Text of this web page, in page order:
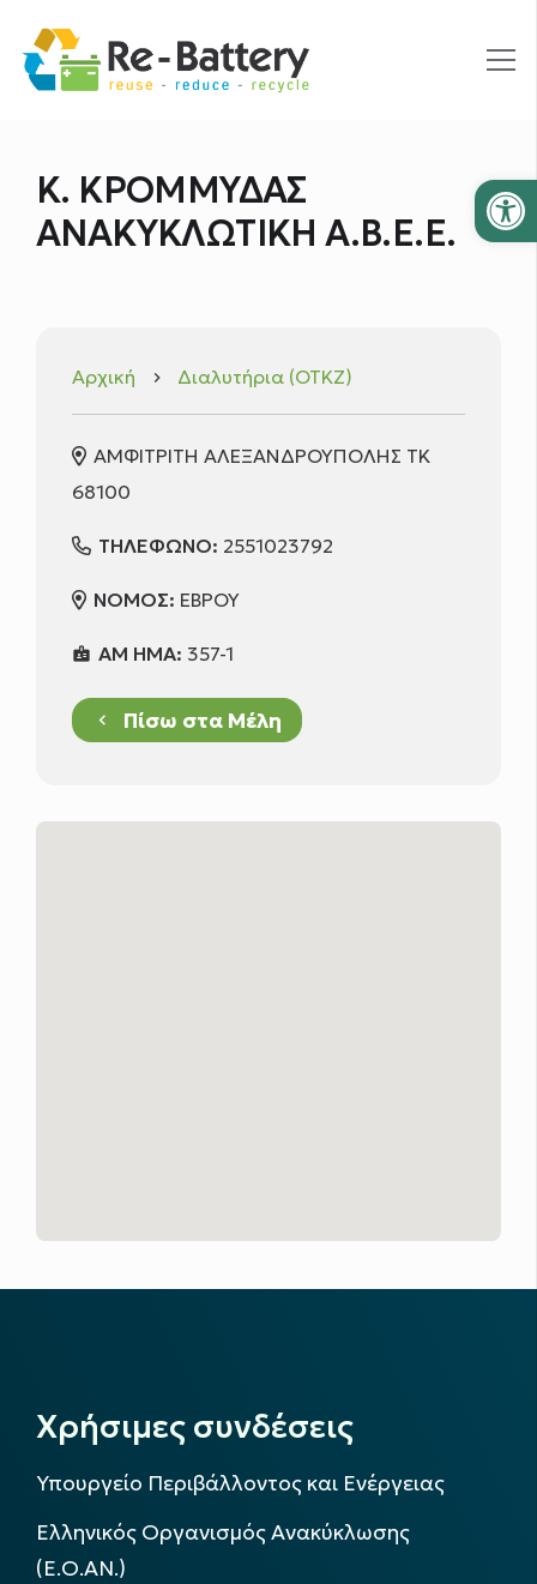
Κ. ΚΡΟΜΜΥΔΑΣ
ΑΝΑΚΥΚΛΩΤΙΚΗ Α.Β.Ε.Ε.
Αρχική keyboard_arrow_right Διαλυτήρια (ΟΤΚΖ)
ΑΜΦΙΤΡΙΤΗ ΑΛΕΞΑΝΔΡΟΥΠΟΛΗΣ ΤΚ
68100
ΤΗΛΕΦΩΝΟ: 2551023792
ΝΟΜΟΣ: ΕΒΡΟΥ
badge ΑΜ ΗΜΑ: 357-1
keyboard_arrow_left Πίσω στα Μέλη
Χρήσιμες συνδέσεις
Υπουργείο Περιβάλλοντος και Ενέργειας
Ελληνικός Οργανισμός Ανακύκλωσης
(Ε.Ο.ΑΝ.)